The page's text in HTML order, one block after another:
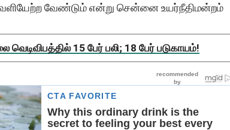
வெளியேற்ற வேண்டும் என்று சென்னை உயர்நீதிமன்றம்
வெடிவிபத்தில் 15 பேர் பலி; 18 பேர் படுகாயம்!